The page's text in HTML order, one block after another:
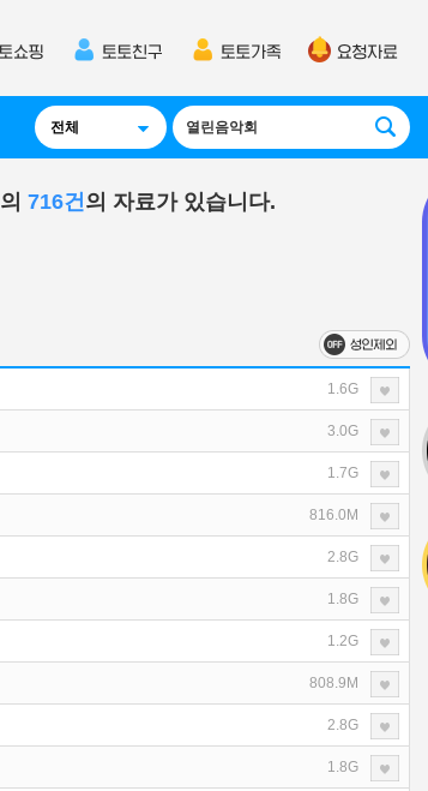
전체
의 716건의 자료가 있습니다.
1.6G
3.0G
1.7G
816.0M
2.8G
1.8G
1.2G
808.9M
2.8G
1.8G